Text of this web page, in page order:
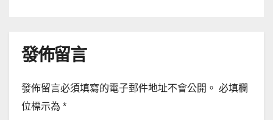
發佈留言
發佈留言必須填寫的電子郵件地址不會公開。 必填欄
位標示為 *